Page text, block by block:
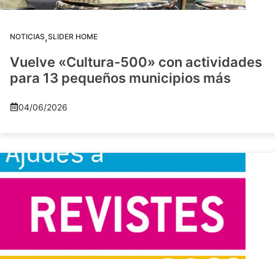
NOTICIAS,SLIDER HOME
Vuelve «Cultura-500» con actividades
para 13 pequeños municipios más
04/06/2026